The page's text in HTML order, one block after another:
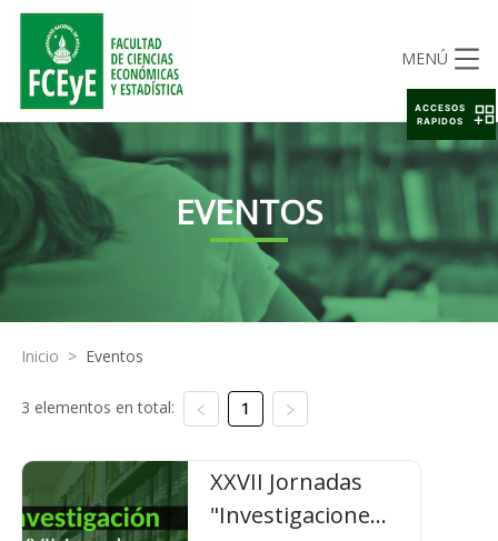
MENÚ
EVENTOS
Inicio > Eventos
3 elementos en total: 1
XXVII Jornadas
"Investigacione...
ACCESOS
RAPIDOS